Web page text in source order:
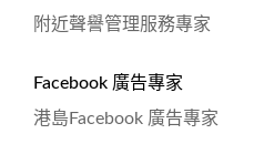
附近聲譽管理服務專家
Facebook 廣告專家
港島Facebook 廣告專家